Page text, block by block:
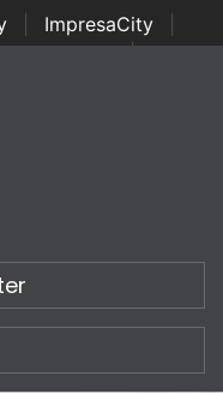
ImpresaCity
Awards | Italian
Awards